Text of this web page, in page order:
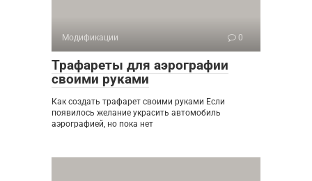
Модификации 0
Трафареты для аэрографии
своими руками
Как создать трафарет своими руками Если
появилось желание украсить автомобиль
аэрографией, но пока нет